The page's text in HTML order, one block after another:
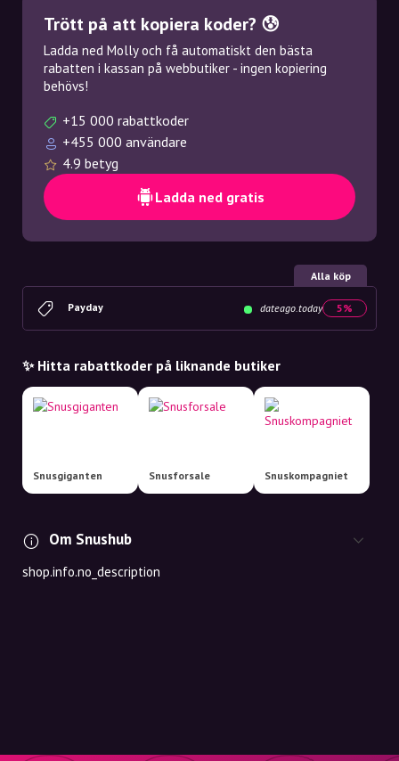
Trött på att kopiera koder? 😰
Ladda ned Molly och få automatiskt den bästa
rabatten i kassan på webbutiker - ingen kopiering
behövs!
+15 000 rabattkoder
+455 000 användare
4.9 betyg
Ladda ned gratis
Alla köp
Payday dateago.today 5%
✨ Hitta rabattkoder på liknande butiker
Snusgiganten Snusforsale Snuskompagniet
Om Snushub
shop.info.no_description